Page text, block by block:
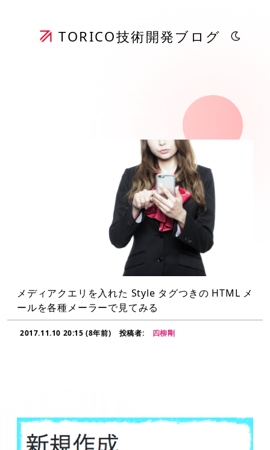
TORICO技術開発ブログ
メディアクエリを入れた Style タグつきの HTML メ
ールを各種メーラーで見てみる
2017.11.10 20:15 (8年前) 投稿者: 四柳剛